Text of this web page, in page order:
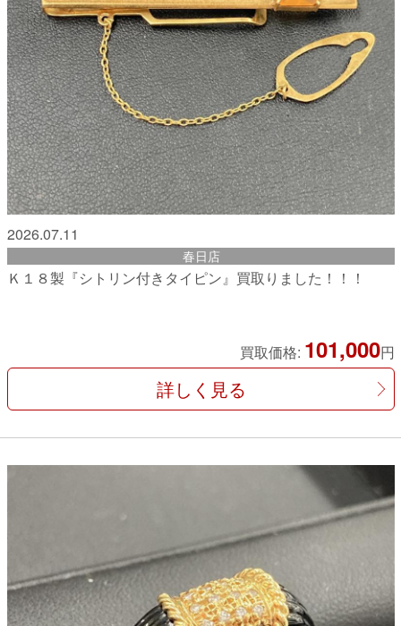
2026.07.11
春日店
Ｋ１８製『シトリン付きタイピン』買取りました！！！
買取価格: 101,000円
詳しく見る